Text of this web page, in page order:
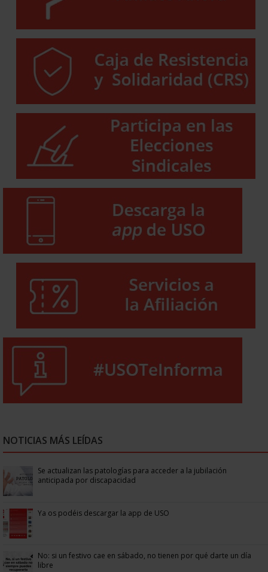
NOTICIAS MÁS LEÍDAS
Se actualizan las patologías para acceder a la jubilación
anticipada por discapacidad
Ya os podéis descargar la app de USO
No: si un festivo cae en sábado, no tienen por qué darte un día
libre